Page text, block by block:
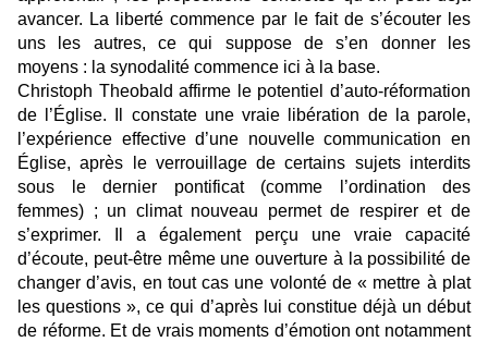
avancer. La liberté commence par le fait de s’écouter les
uns les autres, ce qui suppose de s’en donner les
moyens : la synodalité commence ici à la base.
Christoph Theobald affirme le potentiel d’auto-réformation
de l’Église. Il constate une vraie libération de la parole,
l’expérience effective d’une nouvelle communication en
Église, après le verrouillage de certains sujets interdits
sous le dernier pontificat (comme l’ordination des
femmes) ; un climat nouveau permet de respirer et de
s’exprimer. Il a également perçu une vraie capacité
d’écoute, peut-être même une ouverture à la possibilité de
changer d’avis, en tout cas une volonté de « mettre à plat
les questions », ce qui d’après lui constitue déjà un début
de réforme. Et de vrais moments d’émotion ont notamment